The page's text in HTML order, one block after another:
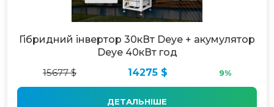
Гібридний інвертор 30кВт Deye + акумулятор
Deye 40кВт год
15677 $
14275 $ 9%
ДЕТАЛЬНІШЕ